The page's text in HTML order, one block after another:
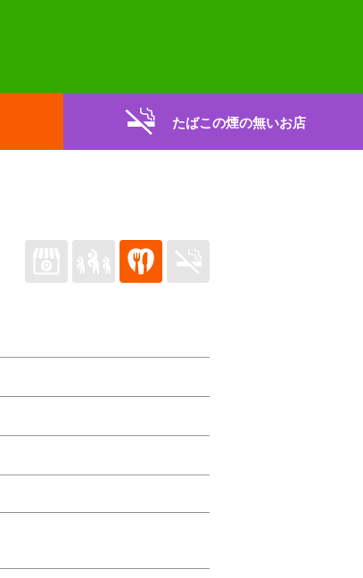
たばこの煙の無いお店